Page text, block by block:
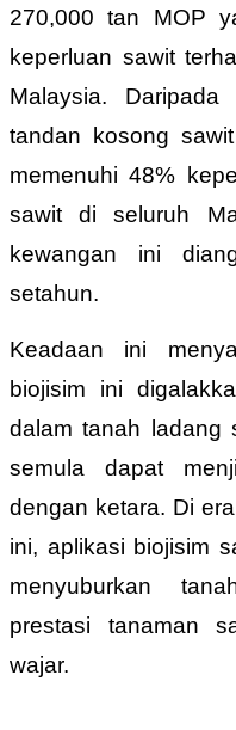
270,000 tan MOP
keperluan sawit
Malaysia.
tandan kosong
memenuhi 48%
sawit di seluruh
kewangan ini
setahun.
Keadaan ini
biojisim ini
dalam tanah ladang
semula dapat
dengan ketara. Di
ini, aplikasi biojisim
menyuburkan
prestasi tanaman
wajar.